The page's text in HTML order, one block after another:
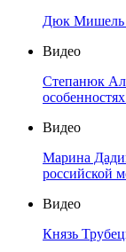
Дюк Мишель
Видео
Степанюк
Видео
Марина
российской
Видео
Князь